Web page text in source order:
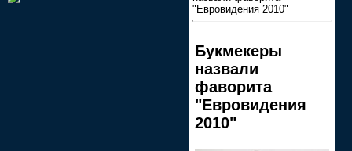
"Евровидения 2010"
Букмекеры
назвали
фаворита
"Евровидения
2010"